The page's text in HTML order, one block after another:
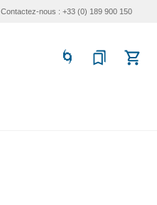
Contactez-nous : +33 (0) 189 900 150